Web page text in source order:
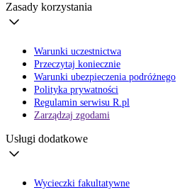
Zasady korzystania
Warunki uczestnictwa
Przeczytaj koniecznie
Warunki ubezpieczenia podróżnego
Polityka prywatności
Regulamin serwisu R.pl
Zarządzaj zgodami
Usługi dodatkowe
Wycieczki fakultatywne